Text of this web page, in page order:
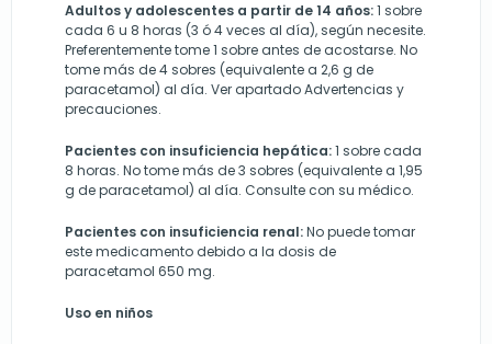
Adultos y adolescentes a partir de 14 años:1 sobre
cada 6 u 8 horas (3 ó 4 veces al día), según necesite.
Preferentemente tome 1 sobre antes de acostarse. No
tome más de 4 sobres (equivalente a 2,6 g de
paracetamol) al día. Ver apartado Advertencias y
precauciones.
Pacientes con insuficiencia hepática:1 sobre cada
8 horas. No tome más de 3 sobres (equivalente a 1,95
g de paracetamol) al día. Consulte con su médico.
Pacientes con insuficiencia renal:No puede tomar
este medicamento debido a la dosis de
paracetamol 650 mg.
Uso en niños